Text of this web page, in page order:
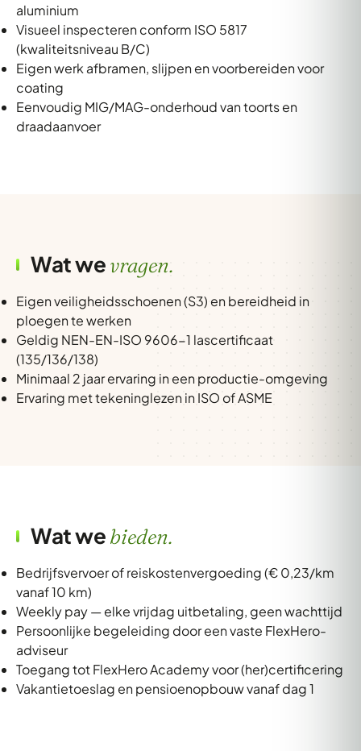
aluminium
Visueel inspecteren conform ISO 5817
(kwaliteitsniveau B/C)
Eigen werk afbramen, slijpen en voorbereiden voor
coating
Eenvoudig MIG/MAG-onderhoud van toorts en
draadaanvoer
Wat wevragen.
Eigen veiligheidsschoenen (S3) en bereidheid in
ploegen te werken
Geldig NEN-EN-ISO 9606-1 lascertificaat
(135/136/138)
Minimaal 2 jaar ervaring in een productie-omgeving
Ervaring met tekeninglezen in ISO of ASME
Wat webieden.
Bedrijfsvervoer of reiskostenvergoeding (€ 0,23/km
vanaf 10 km)
Weekly pay — elke vrijdag uitbetaling, geen wachttijd
Persoonlijke begeleiding door een vaste FlexHero-
adviseur
Toegang tot FlexHero Academy voor (her)certificering
Vakantietoeslag en pensioenopbouw vanaf dag 1